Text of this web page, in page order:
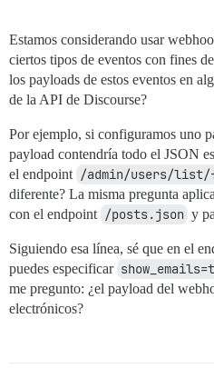
Estamos considerando usar
ciertos tipos de eventos con fines
los payloads de estos eventos en
de la API de Discourse?
Por ejemplo, si configuramos uno
payload contendría todo el JSON
el endpoint /admin/users/
diferente? La misma pregunta
con el endpoint /posts.json y
Siguiendo esa línea, sé que en el
puedes especificar
me pregunto: ¿el payload del
electrónicos?